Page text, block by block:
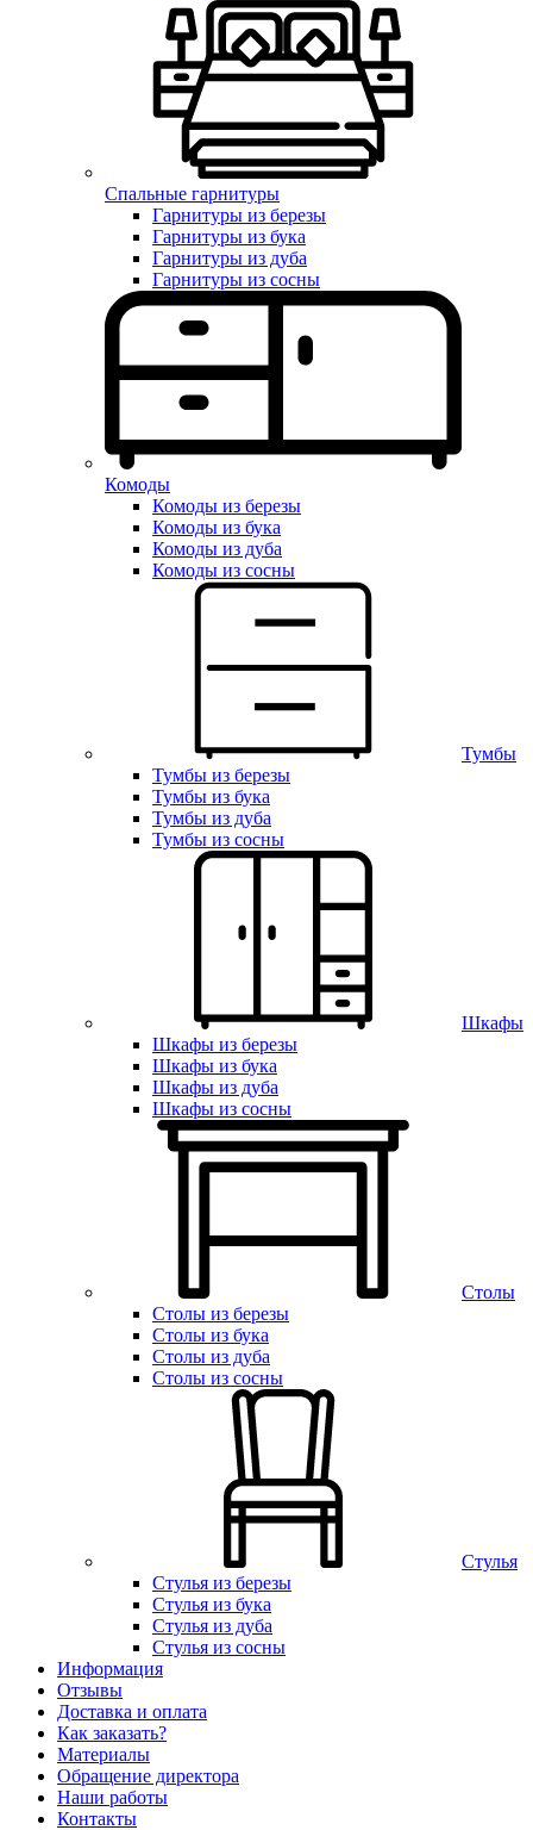
Спальные гарнитуры
Гарнитуры из березы
Гарнитуры из бука
Гарнитуры из дуба
Гарнитуры из сосны
Комоды
Комоды из березы
Комоды из бука
Комоды из дуба
Комоды из сосны
Тумбы
Тумбы из березы
Тумбы из бука
Тумбы из дуба
Тумбы из сосны
Шкафы
Шкафы из березы
Шкафы из бука
Шкафы из дуба
Шкафы из сосны
Столы
Столы из березы
Столы из бука
Столы из дуба
Столы из сосны
Стулья
Стулья из березы
Стулья из бука
Стулья из дуба
Стулья из сосны
Информация
Отзывы
Доставка и оплата
Как заказать?
Материалы
Обращение директора
Наши работы
Контакты